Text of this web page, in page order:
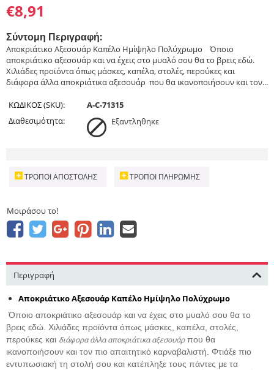
€8,91
Σύντομη Περιγραφή:
Αποκριάτικο Αξεσουάρ Καπέλο Ημίψηλο Πολύχρωμο ​ ​ Όποιο
αποκριάτικο αξεσουάρ και να έχεις στο μυαλό σου θα το βρεις εδώ.
Χιλιάδες προϊόντα όπως μάσκες, καπέλα, στολές, περούκες και
διάφορα άλλα αποκριάτικα αξεσουάρ που θα ικανοποιήσουν και τον...
ΚΩΔΙΚΟΣ (SKU):
A-C-71315
Διαθεσιμότητα:
Εξαντληθηκε
ΤΡΌΠΟΙ ΑΠΟΣΤΟΛΉΣ ΤΡΌΠΟΙ ΠΛΗΡΩΜΉΣ
Μοιράσου το!
Περιγραφή
Αποκριάτικο Αξεσουάρ Καπέλο Ημίψηλο Πολύχρωμο
Όποιο αποκριάτικο αξεσουάρ και να έχεις στο μυαλό σου θα το
βρεις εδώ. Χιλιάδες προϊόντα όπως μάσκες, καπέλα, στολές,
περούκες και διάφορα άλλα αποκριάτικα αξεσουάρπου θα
ικανοποιήσουν και τον πιο απαιτητικό καρναβαλιστή. Φτιάξε πιο
εντυπωσιακή τη στολή σου και κατέπληξε τους πάντες με τα